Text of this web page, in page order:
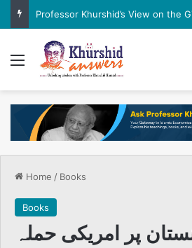
Professor Khurshid’s View on the
Menu
Home / Books
Books
پر امریکی حملہ